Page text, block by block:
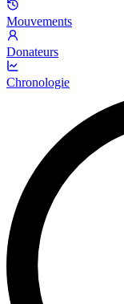
Mouvements
Donateurs
Chronologie